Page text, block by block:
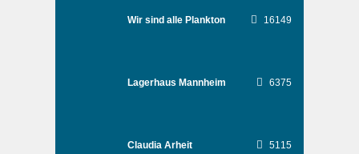
Wir sind alle Plankton 16149
Lagerhaus Mannheim 6375
Claudia Arheit 5115